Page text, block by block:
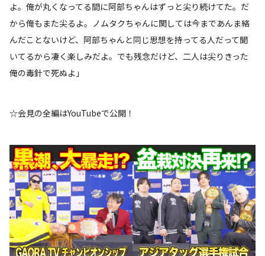
よ。俺が丸くなってる間に阿部ちゃんはずっと尖り続けてた。だ
から俺もまた尖るよ。ノムタクちゃんに関しては今まであんま絡
んだことないけど、阿部ちゃんと同じ思想を持ってる人だって聞
いてるから凄く楽しみだよ。でも残念だけど、二人は尖りきった
俺の毒針で死ぬよ」
☆会見の全編はYouTubeで公開！